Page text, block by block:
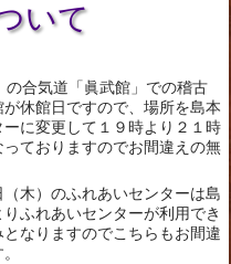
いて
の合気道「眞武館」での稽古
休館日ですので、場所を島本
に変更して１９時より２１時
っておりますのでお間違えの無
（木）のふれあいセンターは島
ふれあいセンターが利用でき
となりますのでこちらもお間違